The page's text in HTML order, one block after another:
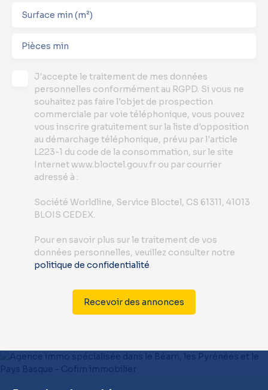
Surface min (m²)
Pièces min
J'accepte le traitement de mes données
personnelles conformément au RGPD. Si vous ne
souhaitez pas faire l'objet de prospection
commerciale par voie téléphonique, vous pouvez
vous inscrire gratuitement sur la liste d'opposition
au démarchage téléphonique, prévu par l'article
L223-1 du code de la consommation, sur le site
Internet www.bloctel.gouv.fr ou par courrier
adressé à :
Société Worldline, Service Bloctel, CS 61311, 41013
BLOIS CEDEX.
Pour en savoir plus sur le traitement de vos
données personnelles, veuillez consulter notre
politique de confidentialité.
Recevoir des annonces